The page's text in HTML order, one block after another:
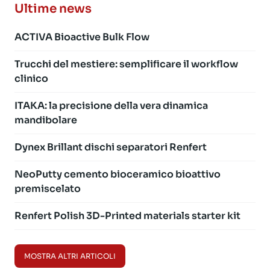
Ultime news
ACTIVA Bioactive Bulk Flow
Trucchi del mestiere: semplificare il workflow
clinico
ITAKA: la precisione della vera dinamica
mandibolare
Dynex Brillant dischi separatori Renfert
NeoPutty cemento bioceramico bioattivo
premiscelato
Renfert Polish 3D-Printed materials starter kit
MOSTRA ALTRI ARTICOLI